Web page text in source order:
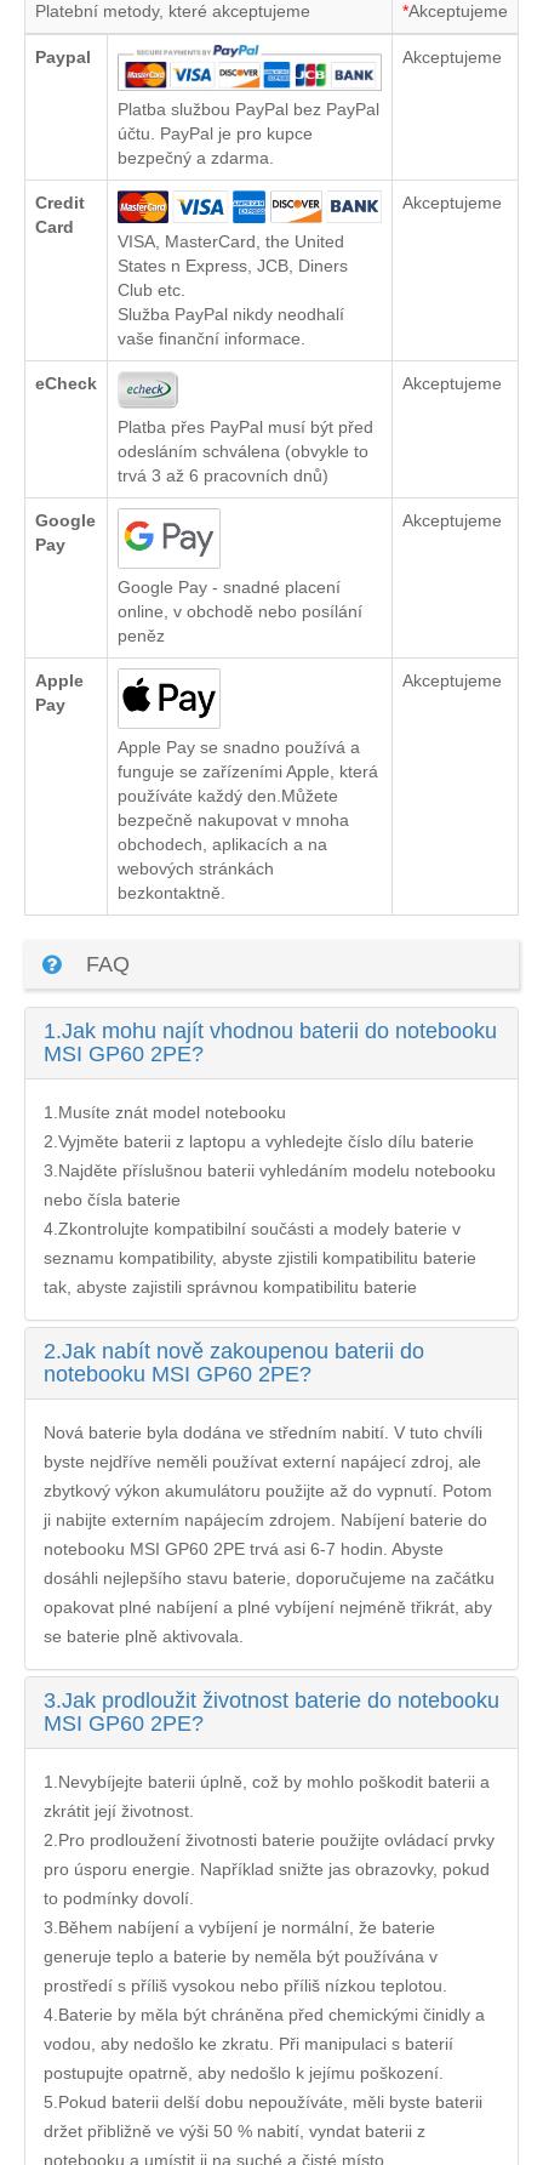
Platební metody, které akceptujeme *Akceptujeme
Paypal
Platba službou PayPal bez PayPal
účtu. PayPal je pro kupce
bezpečný a zdarma.
Akceptujeme
Credit
Card
VISA, MasterCard, the United
States n Express, JCB, Diners
Club etc.
Služba PayPal nikdy neodhalí
vaše finanční informace.
Akceptujeme
eCheck
Platba přes PayPal musí být před
odesláním schválena (obvykle to
trvá 3 až 6 pracovních dnů)
Akceptujeme
Google
Pay
Google Pay - snadné placení
online, v obchodě nebo posílání
peněz
Akceptujeme
Apple
Pay
Apple Pay se snadno používá a
funguje se zařízeními Apple, která
používáte každý den.Můžete
bezpečně nakupovat v mnoha
obchodech, aplikacích a na
webových stránkách
bezkontaktně.
Akceptujeme
FAQ
1.Jak mohu najít vhodnou baterii do notebooku
MSI GP60 2PE?
1.Musíte znát model notebooku
2.Vyjměte baterii z laptopu a vyhledejte číslo dílu baterie
3.Najděte příslušnou baterii vyhledáním modelu notebooku
nebo čísla baterie
4.Zkontrolujte kompatibilní součásti a modely baterie v
seznamu kompatibility, abyste zjistili kompatibilitu baterie
tak, abyste zajistili správnou kompatibilitu baterie
2.Jak nabít nově zakoupenou baterii do
notebooku MSI GP60 2PE?
Nová baterie byla dodána ve středním nabití. V tuto chvíli
byste nejdříve neměli používat externí napájecí zdroj, ale
zbytkový výkon akumulátoru použijte až do vypnutí. Potom
ji nabijte externím napájecím zdrojem. Nabíjení baterie do
notebooku MSI GP60 2PE trvá asi 6-7 hodin. Abyste
dosáhli nejlepšího stavu baterie, doporučujeme na začátku
opakovat plné nabíjení a plné vybíjení nejméně třikrát, aby
se baterie plně aktivovala.
3.Jak prodloužit životnost baterie do notebooku
MSI GP60 2PE?
1.Nevybíjejte baterii úplně, což by mohlo poškodit baterii a
zkrátit její životnost.
2.Pro prodloužení životnosti baterie použijte ovládací prvky
pro úsporu energie. Například snižte jas obrazovky, pokud
to podmínky dovolí.
3.Během nabíjení a vybíjení je normální, že baterie
generuje teplo a baterie by neměla být používána v
prostředí s příliš vysokou nebo příliš nízkou teplotou.
4.Baterie by měla být chráněna před chemickými činidly a
vodou, aby nedošlo ke zkratu. Při manipulaci s baterií
postupujte opatrně, aby nedošlo k jejímu poškození.
5.Pokud baterii delší dobu nepoužíváte, měli byste baterii
držet přibližně ve výši 50 % nabití, vyndat baterii z
notebooku a umístit ji na suché a čisté místo.